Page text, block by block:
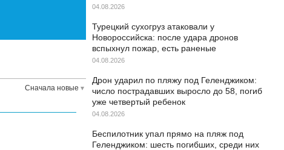
Сначала новые
04.08.2026
Турецкий сухогруз атаковали у
Новороссийска: после удара дронов
вспыхнул пожар, есть раненые
04.08.2026
Дрон ударил по пляжу под Геленджиком:
число пострадавших выросло до 58, погиб
уже четвертый ребенок
04.08.2026
Беспилотник упал прямо на пляж под
Геленджиком: шесть погибших, среди них